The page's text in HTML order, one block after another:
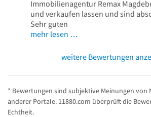
Immobilienagentur Remax
und verkaufen lassen und sind
Sehr guten
mehr lesen …
weitere Bewertungen
* Bewertungen sind subjektive Meinungen von
anderer Portale. 11880.com überprüft die
Echtheit.